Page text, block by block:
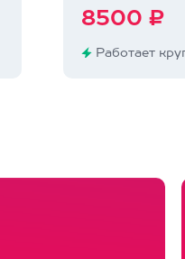
8500 ₽
Работает